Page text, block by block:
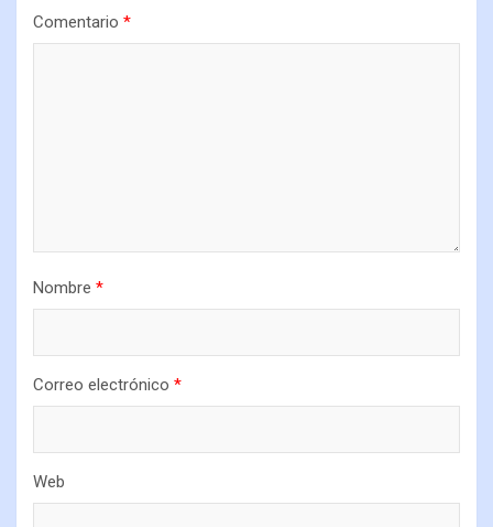
Comentario *
Nombre *
Correo electrónico *
Web